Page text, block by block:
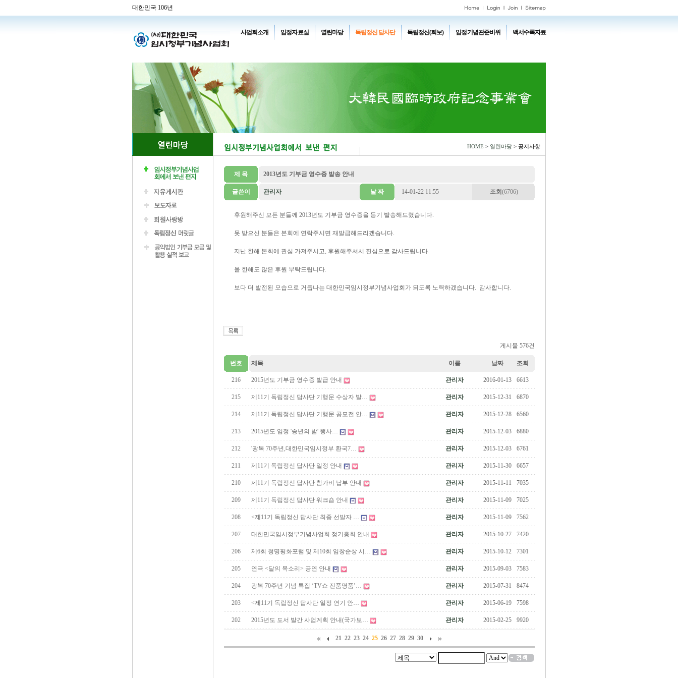
대한민국 106년
사업회소개 임정자료실 열린마당 독립정신 답사단 독립정신(회보) 임정기념관준비위 백서수록자료
HOME > 열린마당 > 공지사항
제 목 2013년도 기부금 영수증 발송 안내
글쓴이 관리자 날 짜 14-01-22 11:55 조회 (6706)
후원해주신 모든 분들께 2013년도 기부금 영수증을 등기 발송해드렸습니다.
못 받으신 분들은 본회에 연락주시면 재발급해드리겠습니다.
지난 한해 본회에 관심 가져주시고, 후원해주셔서 진심으로 감사드립니다.
올 한해도 많은 후원 부탁드립니다.
보다 더 발전된 모습으로 거듭나는 대한민국임시정부기념사업회가 되도록 노력하겠습니다. 감사합니다.
게시물 576건
번호 제목 이름 날짜 조회
216 2015년도 기부금 영수증 발급 안내 관리자 2016-01-13 6613
215 제11기 독립정신 답사단 기행문 수상자 발… 관리자 2015-12-31 6870
214 제11기 독립정신 답사단 기행문 공모전 안… 관리자 2015-12-28 6560
213 2015년도 임정 '송년의 밤' 행사… 관리자 2015-12-03 6880
212 '광복 70주년,대한민국임시정부 환국7… 관리자 2015-12-03 6761
211 제11기 독립정신 답사단 일정 안내 관리자 2015-11-30 6657
210 제11기 독립정신 답사단 참가비 납부 안내 관리자 2015-11-11 7035
209 제11기 독립정신 답사단 워크숍 안내 관리자 2015-11-09 7025
208 <제11기 독립정신 답사단 최종 선발자 … 관리자 2015-11-09 7562
207 대한민국임시정부기념사업회 정기총회 안내 관리자 2015-10-27 7420
206 제6회 청명평화포럼 및 제10회 임창순상 시… 관리자 2015-10-12 7301
205 연극 <달의 목소리> 공연 안내 관리자 2015-09-03 7583
204 광복 70주년 기념 특집 ‘TV쇼 진품명품’… 관리자 2015-07-31 8474
203 <제11기 독립정신 답사단 일정 연기 안… 관리자 2015-06-19 7598
202 2015년도 도서 발간 사업계획 안내(국가보… 관리자 2015-02-25 9920
21 22 23 24 25 26 27 28 29 30